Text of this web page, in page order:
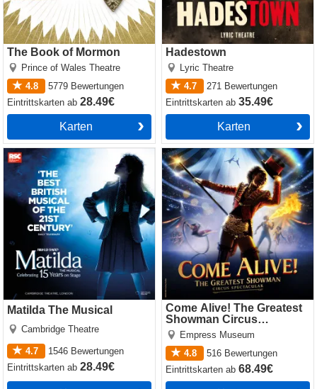
The Book of Mormon
Prince of Wales Theatre
4.8
5779 Bewertungen
Eintrittskartenab28.49€
Karten
Hadestown
Lyric Theatre
4.7
271 Bewertungen
Eintrittskartenab35.49€
Karten
Matilda The Musical
Cambridge Theatre
4.7 1546 Bewertungen
Eintrittskartenab28.49€
Matilda The Musical
Come Alive! The Greatest
Showman Circus
Spectacular
Empress Museum
4.8
516 Bewertungen
Eintrittskartenab68.49€
Come Alive! The Greatest
Showman Circus Spectacular